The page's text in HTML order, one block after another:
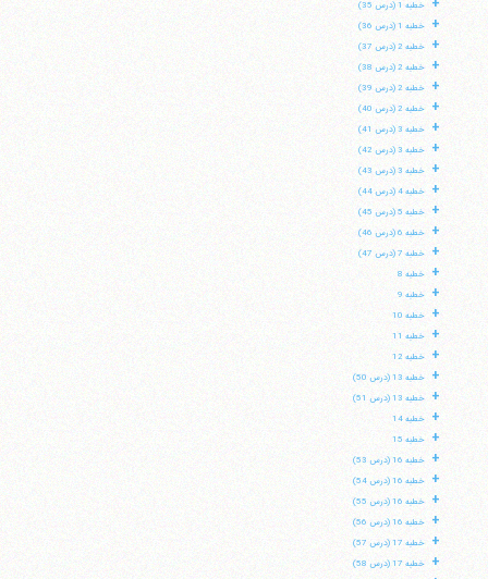
خطبه 1 (درس 35)
+ خطبه 1 (درس 36)
+ خطبه 2 (درس 37)
+ خطبه 2 (درس 38)
+ خطبه 2 (درس 39)
+ خطبه 2 (درس 40)
+ خطبه 3 (درس 41)
+ خطبه 3 (درس 42)
+ خطبه 3 (درس 43)
+ خطبه 4 (درس 44)
+ خطبه 5 (درس 45)
+ خطبه 6 (درس 46)
+ خطبه 7 (درس 47)
+ خطبه 8
+ خطبه 9
+ خطبه 10
+ خطبه 11
+ خطبه 12
+ خطبه 13 (درس 50)
+ خطبه 13 (درس 51)
+ خطبه 14
+ خطبه 15
+ خطبه 16 (درس 53)
+ خطبه 16 (درس 54)
+ خطبه 16 (درس 55)
+ خطبه 16 (درس 56)
+ خطبه 17 (درس 57)
+ خطبه 17 (درس 58)